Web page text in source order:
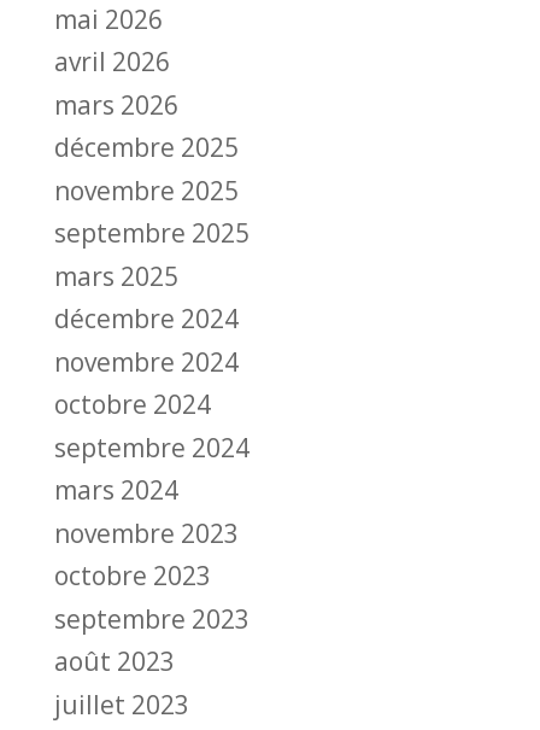
mai 2026
avril 2026
mars 2026
décembre 2025
novembre 2025
septembre 2025
mars 2025
décembre 2024
novembre 2024
octobre 2024
septembre 2024
mars 2024
novembre 2023
octobre 2023
septembre 2023
août 2023
juillet 2023